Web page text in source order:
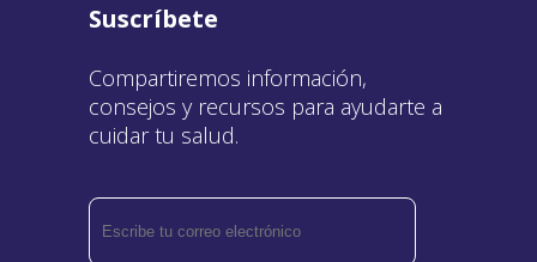
Suscríbete
Compartiremos información,
consejos y recursos para ayudarte a
cuidar tu salud.